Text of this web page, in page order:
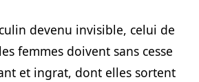
devenu invisible, celui de
femmes doivent sans cesse
et ingrat, dont elles sortent